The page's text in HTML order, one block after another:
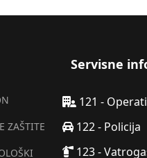
ZAŠTITE
Servisne
121 -
122 - Policija
123 -